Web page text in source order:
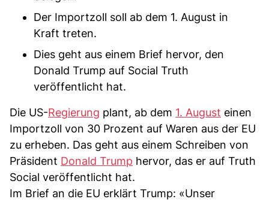
Der Importzoll soll ab dem 1. August in
Kraft treten.
Dies geht aus einem Brief hervor, den
Donald Trump auf Social Truth
veröffentlicht hat.
Die US-Regierung plant, ab dem 1. August einen
Importzoll von 30 Prozent auf Waren aus der EU
zu erheben. Das geht aus einem Schreiben von
Präsident Donald Trump hervor, das er auf Truth
Social veröffentlicht hat.
Im Brief an die EU erklärt Trump: «Unser